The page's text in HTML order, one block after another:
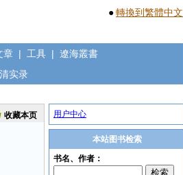
●轉換到繁體中文
章 | 工具 | 遼海叢書
清实录
收藏本页 用户中心
本站图书检索